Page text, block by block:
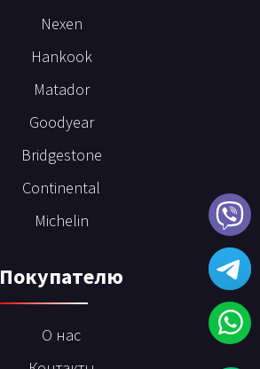
Nexen
Hankook
Matador
Goodyear
Bridgestone
Continental
Michelin
Покупателю
О нас